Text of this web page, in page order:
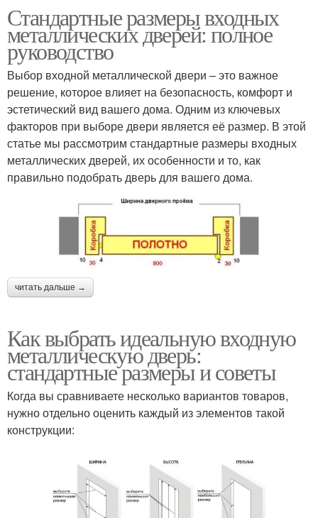
Стандартные размеры входных
металлических дверей: полное
руководство
Выбор входной металлической двери – это важное
решение, которое влияет на безопасность, комфорт и
эстетический вид вашего дома. Одним из ключевых
факторов при выборе двери является её размер. В этой
статье мы рассмотрим стандартные размеры входных
металлических дверей, их особенности и то, как
правильно подобрать дверь для вашего дома.
читать дальше →
Как выбрать идеальную входную
металлическую дверь:
стандартные размеры и советы
Когда вы сравниваете несколько вариантов товаров,
нужно отдельно оценить каждый из элементов такой
конструкции: